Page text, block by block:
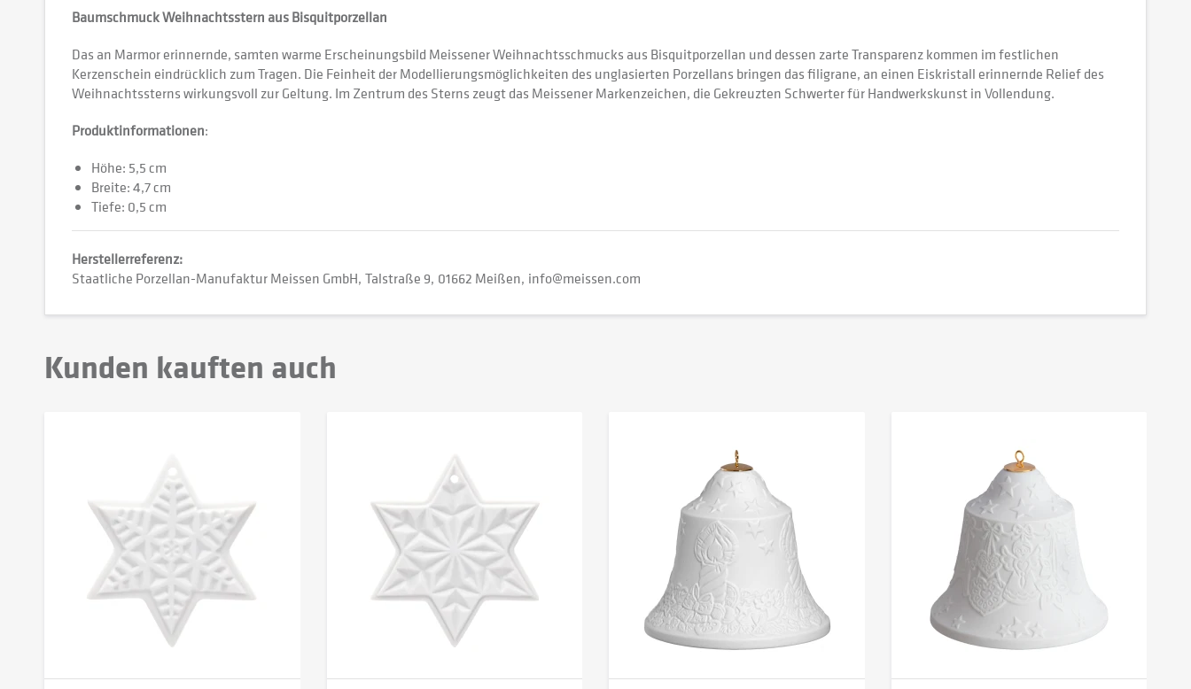
Baumschmuck Weihnachtsstern aus Bisquitporzellan
Das an Marmor erinnernde, samten warme Erscheinungsbild Meissener Weihnachtsschmucks aus Bisquitporzellan und dessen zarte Transparenz kommen im festlichen
Kerzenschein eindrücklich zum Tragen. Die Feinheit der Modellierungsmöglichkeiten des unglasierten Porzellans bringen das filigrane, an einen Eiskristall erinnernde Relief des
Weihnachtssterns wirkungsvoll zur Geltung. Im Zentrum des Sterns zeugt das Meissener Markenzeichen, die Gekreuzten Schwerter für Handwerkskunst in Vollendung.
Produktinformationen:
Höhe: 5,5 cm
Breite: 4,7 cm
Tiefe: 0,5 cm
Herstellerreferenz:
Staatliche Porzellan-Manufaktur Meissen GmbH Talstraße 9 01662 Meißen info@meissen.com
Kunden kauften auch